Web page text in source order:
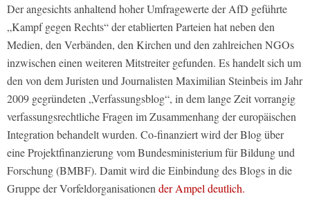
Der angesichts anhaltend hoher Umfragewerte der AfD geführte
„Kampf gegen Rechts“ der etablierten Parteien hat neben den
Medien, den Verbänden, den Kirchen und den zahlreichen NGOs
inzwischen einen weiteren Mitstreiter gefunden. Es handelt sich um
den von dem Juristen und Journalisten Maximilian Steinbeis im Jahr
2009 gegründeten „Verfassungsblog“, in dem lange Zeit vorrangig
verfassungsrechtliche Fragen im Zusammenhang der europäischen
Integration behandelt wurden. Co-finanziert wird der Blog über
eine Projektfinanzierung vom Bundesministerium für Bildung und
Forschung (BMBF). Damit wird die Einbindung des Blogs in die
Gruppe der Vorfeldorganisationen der Ampel deutlich.